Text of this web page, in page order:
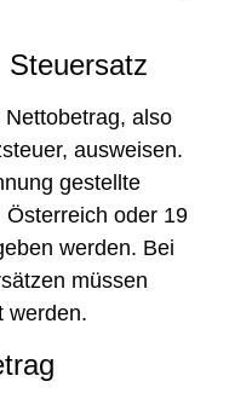
Steuersatz
also
ausweisen.
gestellte
oder 19
werden. Bei
müssen
werden.